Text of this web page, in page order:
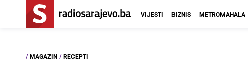
VIJESTI BIZNIS METROMAHALA
/ MAGAZIN / RECEPTI